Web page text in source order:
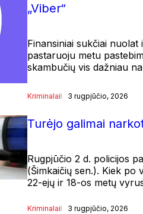
„Viber“
Finansiniai sukčiai
pastaruoju metu
skambučių vis dažniau
Kriminalai 3 rugpjūčio, 2026
Turėjo galimai
Rugpjūčio 2 d. policijos
(Šimkaičių sen.). Kiek po
22-ejų ir 18-os metų
Kriminalai 3 rugpjūčio, 2026